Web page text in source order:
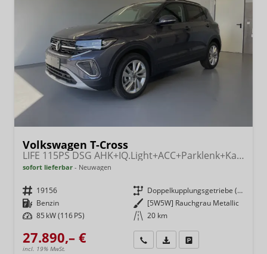
Volkswagen T-Cross
LIFE 115PS DSG AHK+IQ.Light+ACC+Parklenk+Kamera+Sitzheizung+Alu17+Keyless
sofort lieferbar Neuwagen
Fahrzeugnr. 19156 Getriebe
Doppelkupplungsgetriebe (DSG)
Kraftstoff Benzin Außenfarbe [5W5W] Rauchgrau Metallic
Leistung 85 kW (116 PS) Kilometerstand 20 km
27.890,– €
incl. 19% MwSt.
Wir rufen Sie anFahrzeugexposé (PDF)